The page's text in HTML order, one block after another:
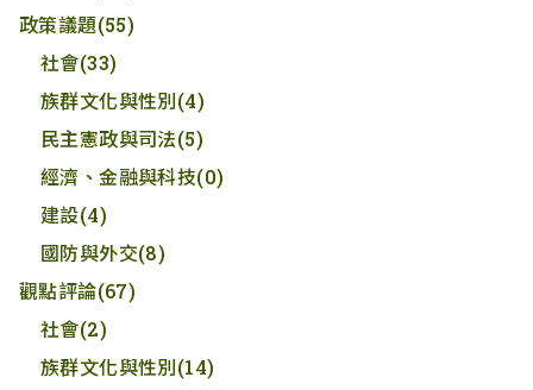
政策議題(55)
社會(33)
族群文化與性別(4)
民主憲政與司法(5)
經濟、金融與科技(0)
建設(4)
國防與外交(8)
觀點評論(67)
社會(2)
族群文化與性別(14)